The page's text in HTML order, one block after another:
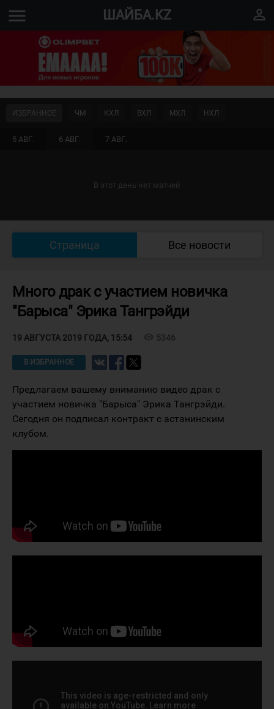
menu ШАЙБА.KZ perm_identity
5 АВГ. 6 АВГ. 7 АВГ.
ИЗБРАННОЕ ЧМ КХЛ ВХЛ МХЛ НХЛ
В этот день нет матчей
Страница Все новости
Много драк с участием новичка
"Барыса" Эрика Тангрэйди
19 АВГУСТА 2019 ГОДА, 15:54 5346
В ИЗБРАННОЕ
Предлагаем вашему вниманию видео драк с
участием новичка "Барыса" Эрика Тангрэйди.
Сегодня он подписал контракт с астанинским
клубом.